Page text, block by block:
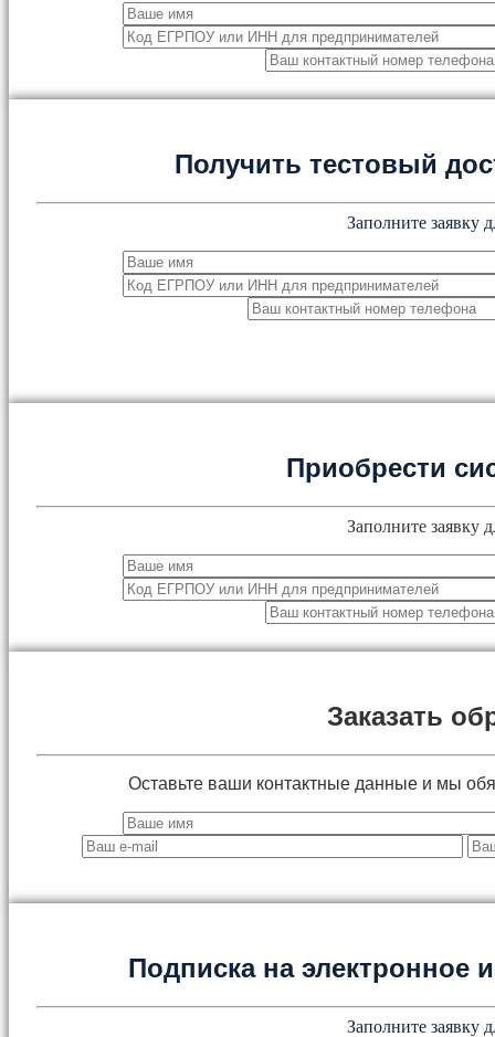
Получить тестовый
Заполните заявку
Приобрести
Заполните заявку
Заказать
Оставьте ваши контактные данные и мы
Подписка на электронное
Заполните заявку